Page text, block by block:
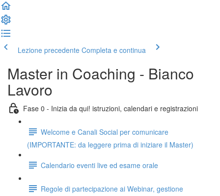
Lezione precedente Completa e continua
Master in Coaching - Bianco
Lavoro
Fase 0 - Inizia da qui! istruzioni, calendari e registrazioni
Welcome e Canali Social per comunicare
(IMPORTANTE: da leggere prima di iniziare il Master)
Calendario eventi live ed esame orale
Regole di partecipazione ai Webinar, gestione